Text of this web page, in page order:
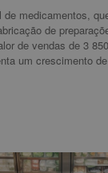
de medicamentos,
de
de vendas de 3
um crescimento